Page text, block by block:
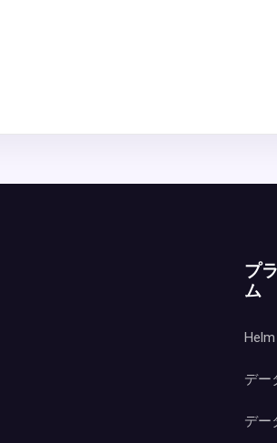
プ
ム
Helm
デー
デー